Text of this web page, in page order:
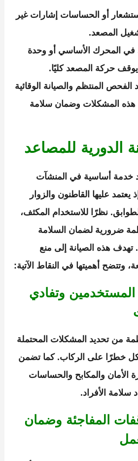
أو الحساسات إشارات غير
المصعد.
المحرك الأساسي أو وحدة
يوقف حركة المصعد كليًا.
الفحص المنتظم والصيانة الوقائية
هذه المشكلات وضمان سلامة
الدورية للمصاعد
خدمة أساسية في المنشآت
يعتمد عليها القاطنون والزوار
نظرًا للاستخدام المكثف،
ضرورية لضمان السلامة
تهدف هذه الصيانة إلى منع
وتتضح أهميتها في النقاط الآتية:
وتفادي
من تحديد المشكلات المحتملة
خطرًا على الركاب. كما تضمن
الأمان والمكابح والحساسات
الأفراد.
المفاجئة وضمان